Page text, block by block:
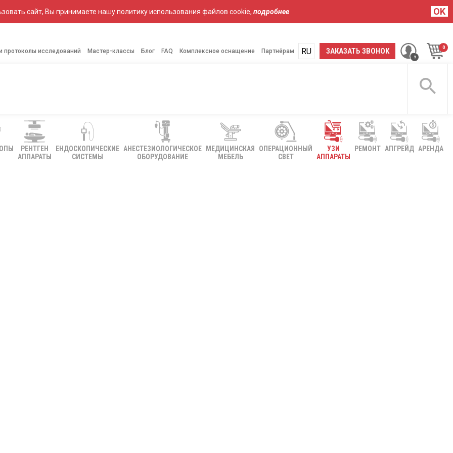
сайт, Вы принимаете нашу политику использования файлов cookie, подробнее OK
протоколы исследований Мастер-классы Блог FAQ Комплексное оснащение Партнёрам ЗАКАЗАТЬ ЗВОНОК
RU
UA
РЕНТГЕН
АППАРАТЫ
ЕНДОСКОПИЧЕСКИЕ
СИСТЕМЫ
АНЕСТЕЗИОЛОГИЧЕСКОЕ
ОБОРУДОВАНИЕ
МЕДИЦИНСКАЯ
МЕБЕЛЬ
ОПЕРАЦИОННЫЙ
СВЕТ
УЗИ
АППАРАТЫ
РЕМОНТ АПГРЕЙД АРЕНДА